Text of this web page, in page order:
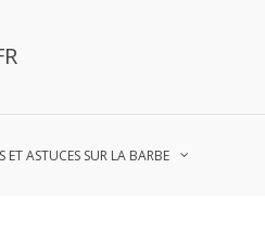
ET ASTUCES SUR LA BARBE